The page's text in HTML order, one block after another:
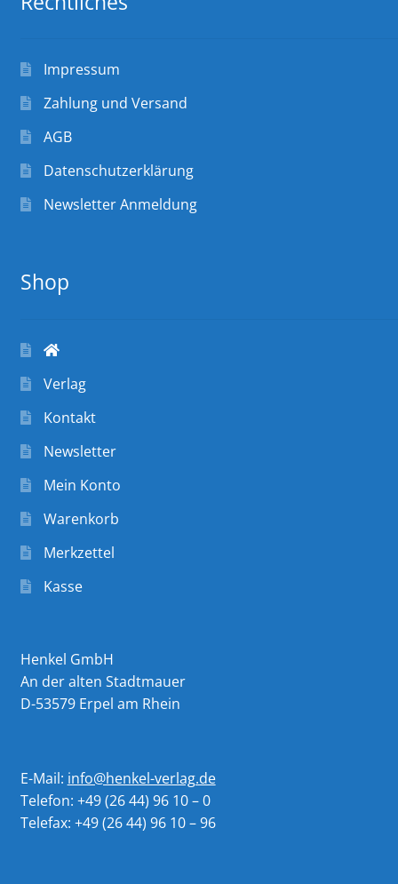
Impressum
Zahlung und Versand
AGB
Datenschutzerklärung
Newsletter Anmeldung
Shop
Verlag
Kontakt
Newsletter
Mein Konto
Warenkorb
Merkzettel
Kasse
Henkel GmbH
An der alten Stadtmauer
D-53579 Erpel am Rhein
E-Mail: info@henkel-verlag.de
Telefon: +49 (26 44) 96 10 – 0
Telefax: +49 (26 44) 96 10 – 96